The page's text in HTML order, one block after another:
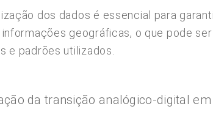
dos dados é essencial para
geográficas, o que pode
e padrões utilizados.
da transição analógico-digital